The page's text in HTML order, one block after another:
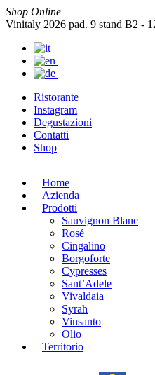
Shop Online
Vinitaly 2026 pad. 9 stand B2 -
Ristorante
Instagram
Degustazioni
Contatti
Shop
Home
Azienda
Prodotti
Sauvignon Blanc
Rosé
Cingalino
Borgoforte
Cypresses
Sant’Adele
Vivaldaia
Syrah
Vinsanto
Olio
Territorio